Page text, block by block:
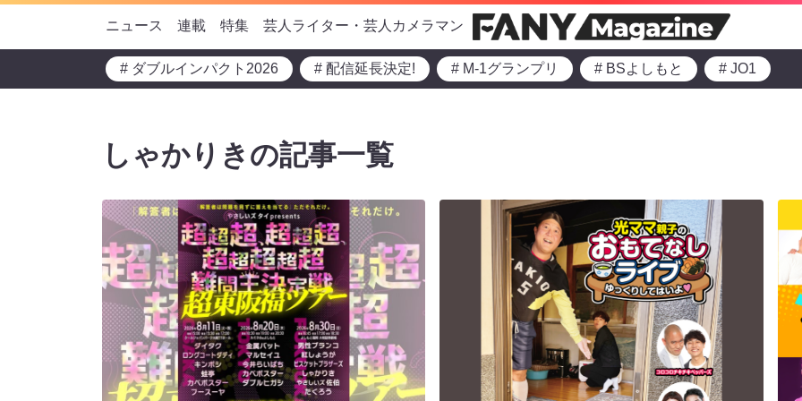
ニュース 連載 特集 芸人ライター・芸人カメラマン
# ダブルインパクト2026 # 配信延長決定! # M-1グランプリ # BSよしもと # JO1
しゃかりきの記事一覧